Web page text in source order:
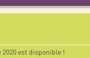
est disponible !